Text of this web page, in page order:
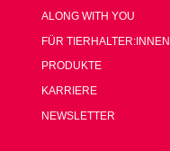
ALONG WITH YOU
FÜR TIERHALTER:INNEN
PRODUKTE
KARRIERE
NEWSLETTER